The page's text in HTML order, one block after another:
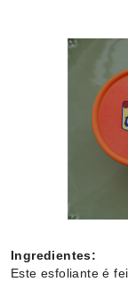
Ingredientes:
Este esfoliante é